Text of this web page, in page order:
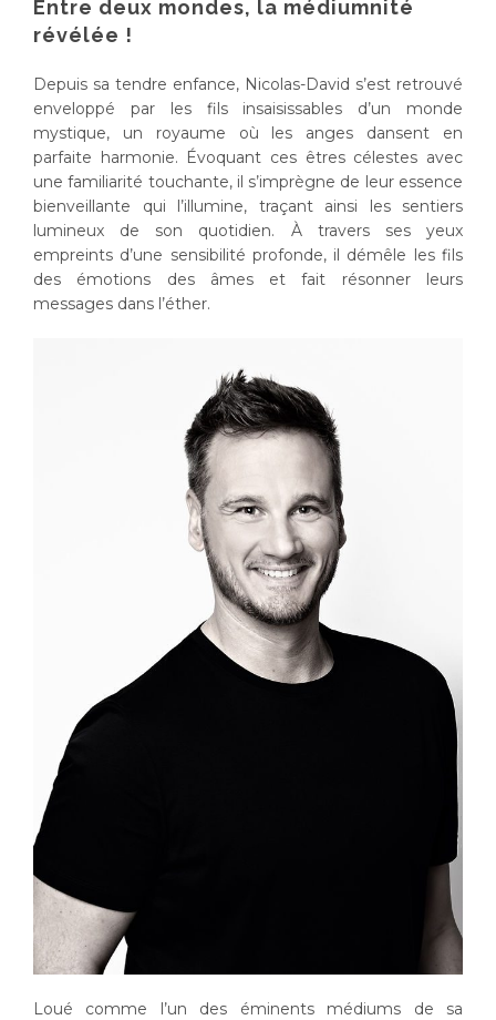
Entre deux mondes, la médiumnité
révélée !
Depuis sa tendre enfance, Nicolas-David s’est retrouvé
enveloppé par les fils insaisissables d’un monde
mystique, un royaume où les anges dansent en
parfaite harmonie. Évoquant ces êtres célestes avec
une familiarité touchante, il s’imprègne de leur essence
bienveillante qui l’illumine, traçant ainsi les sentiers
lumineux de son quotidien. À travers ses yeux
empreints d’une sensibilité profonde, il démêle les fils
des émotions des âmes et fait résonner leurs
messages dans l’éther.
Loué comme l’un des éminents médiums de sa